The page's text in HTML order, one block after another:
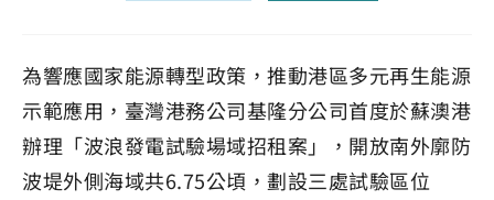
為響應國家能源轉型政策，推動港區多元再生能源
示範應用，臺灣港務公司基隆分公司首度於蘇澳港
辦理「波浪發電試驗場域招租案」，開放南外廓防
波堤外側海域共6.75公頃，劃設三處試驗區位